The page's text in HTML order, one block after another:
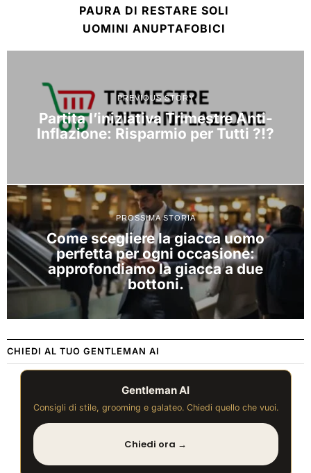
PAURA DI RESTARE SOLI
UOMINI ANUPTAFOBICI
PREVIOUS STORY
Partita l’iniziativa Trimestre Anti-
Inflazione: Risparmio per Tutti ?!?
PROSSIMA STORIA
Come scegliere la giacca uomo
perfetta per ogni occasione:
approfondiamo la giacca a due
bottoni.
CHIEDI AL TUO GENTLEMAN AI
Gentleman AI
Consigli di stile, grooming e galateo. Chiedi quello che vuoi.
Chiedi ora →